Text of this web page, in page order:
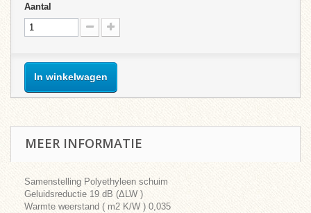
Aantal
In winkelwagen
MEER INFORMATIE
Samenstelling Polyethyleen schuim
Geluidsreductie 19 dB (ΔLW )
Warmte weerstand ( m2 K/W ) 0,035